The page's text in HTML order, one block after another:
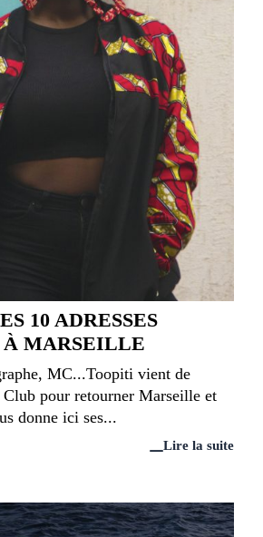
10 ADRESSES
À MARSEILLE
MC...Toopiti vient de
pour retourner Marseille et
donne ici ses...
Lire la suite